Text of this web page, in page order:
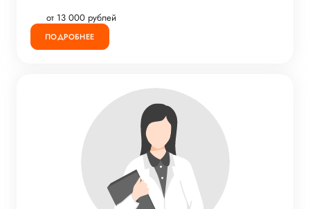
от 13 000 рублей
ПОДРОБНЕЕ